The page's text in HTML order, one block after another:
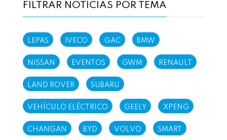
FILTRAR NOTICIAS POR TEMA
LEPAS IVECO GAC BMW
NISSAN EVENTOS GWM RENAULT
LAND ROVER SUBARU
VEHÍCULO ELÉCTRICO GEELY XPENG
CHANGAN BYD VOLVO SMART